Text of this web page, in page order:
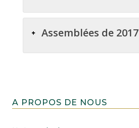
Assemblées de 2017
A PROPOS DE NOUS